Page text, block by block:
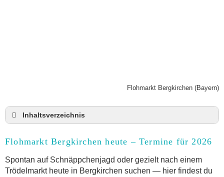
Flohmarkt Bergkirchen (Bayern)
Inhaltsverzeichnis
Anmeldung & Standgebühr auf dem Trödelmarkt
Online-Flohmarkt Bergkirchen
Welche Trödelmarkt-Typen gibt es?
Flohmarkt Bergkirchen heute – Termine für 2026
Spontan auf Schnäppchenjagd oder gezielt nach einem
Trödelmarkt heute in Bergkirchen suchen — hier findest du